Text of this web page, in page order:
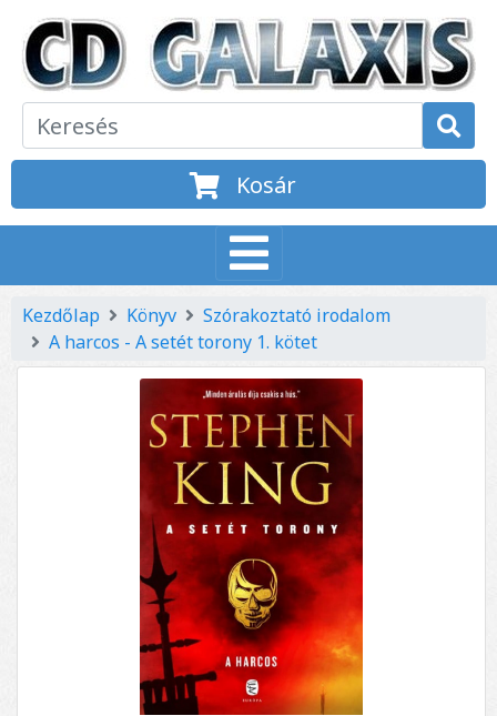
Kosár
Kezdőlap Könyv
Szórakoztató irodalom
A harcos - A setét torony 1. kötet